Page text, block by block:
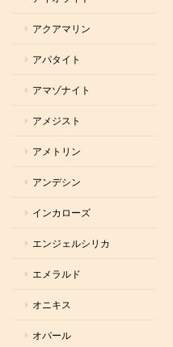
アクアマリン
アパタイト
アマゾナイト
アメジスト
アメトリン
アンデシン
インカローズ
エンジェルシリカ
エメラルド
オニキス
オパール